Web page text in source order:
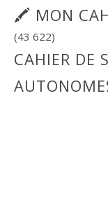
🖍 MON
(43 622)
CAHIER DE